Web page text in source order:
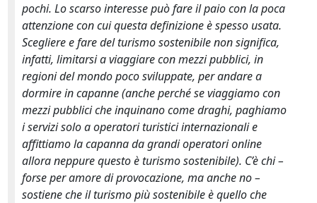
pochi. Lo scarso interesse può fare il paio con la poca
attenzione con cui questa definizione è spesso usata.
Scegliere e fare del turismo sostenibile non significa,
infatti, limitarsi a viaggiare con mezzi pubblici, in
regioni del mondo poco sviluppate, per andare a
dormire in capanne (anche perché se viaggiamo con
mezzi pubblici che inquinano come draghi, paghiamo
i servizi solo a operatori turistici internazionali e
affittiamo la capanna da grandi operatori online
allora neppure questo è turismo sostenibile). C’è chi –
forse per amore di provocazione, ma anche no –
sostiene che il turismo più sostenibile è quello che